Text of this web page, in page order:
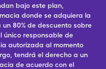
bajo este plan,
donde se adquiera la
80% de descuento sobre
único responsable de
autorizada al momento
tendrá el derecho a un
de acuerdo con el